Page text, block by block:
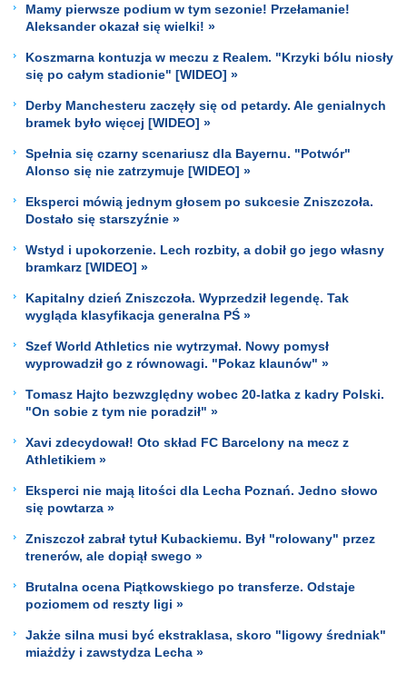
Mamy pierwsze podium w tym sezonie! Przełamanie!
Aleksander okazał się wielki! »
Koszmarna kontuzja w meczu z Realem. "Krzyki bólu niosły
się po całym stadionie" [WIDEO] »
Derby Manchesteru zaczęły się od petardy. Ale genialnych
bramek było więcej [WIDEO] »
Spełnia się czarny scenariusz dla Bayernu. "Potwór"
Alonso się nie zatrzymuje [WIDEO] »
Eksperci mówią jednym głosem po sukcesie Zniszczoła.
Dostało się starszyźnie »
Wstyd i upokorzenie. Lech rozbity, a dobił go jego własny
bramkarz [WIDEO] »
Kapitalny dzień Zniszczoła. Wyprzedził legendę. Tak
wygląda klasyfikacja generalna PŚ »
Szef World Athletics nie wytrzymał. Nowy pomysł
wyprowadził go z równowagi. "Pokaz klaunów" »
Tomasz Hajto bezwzględny wobec 20-latka z kadry Polski.
"On sobie z tym nie poradził" »
Xavi zdecydował! Oto skład FC Barcelony na mecz z
Athletikiem »
Eksperci nie mają litości dla Lecha Poznań. Jedno słowo
się powtarza »
Zniszczoł zabrał tytuł Kubackiemu. Był "rolowany" przez
trenerów, ale dopiął swego »
Brutalna ocena Piątkowskiego po transferze. Odstaje
poziomem od reszty ligi »
Jakże silna musi być ekstraklasa, skoro "ligowy średniak"
miażdży i zawstydza Lecha »